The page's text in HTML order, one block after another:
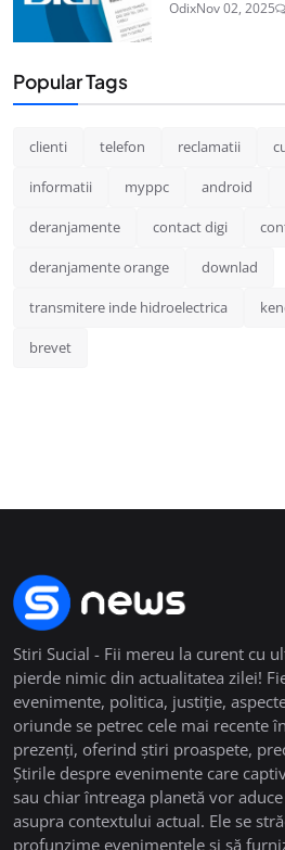
OdixNov 02, 2025
Popular Tags
clienti telefon reclamatii
informatii myppc android
deranjamente contact digi
deranjamente orange downlad
transmitere inde hidroelectrica
brevet
Stiri Sucial - Fii mereu la curent cu
pierde nimic din actualitatea zilei!
evenimente, politica, justiție,
oriunde se petrec cele mai recente
prezenți, oferind știri proaspete,
Știrile despre evenimente care
sau chiar întreaga planetă vor
asupra contextului actual. Ele se
profunzime evenimentele și să